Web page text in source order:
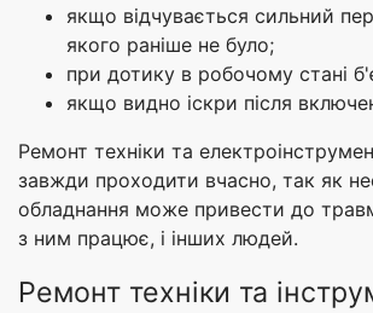
якщо відчувається сильний
якого раніше не було;
при дотику в робочому стані
якщо видно іскри після
Ремонт техніки та
завжди проходити вчасно, так як
обладнання може привести до
з ним працює, і інших людей.
Ремонт техніки та